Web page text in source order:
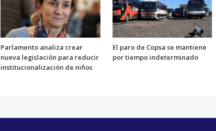
Parlamento analiza crear
nueva legislación para reducir
institucionalización de niños
El paro de Copsa se mantiene
por tiempo indeterminado